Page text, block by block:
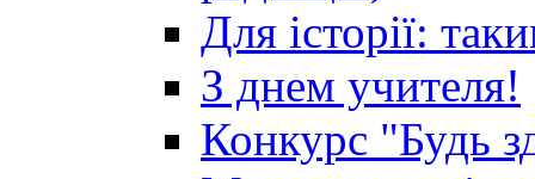
Для історії:
З днем учителя!
Конкурс "Будь